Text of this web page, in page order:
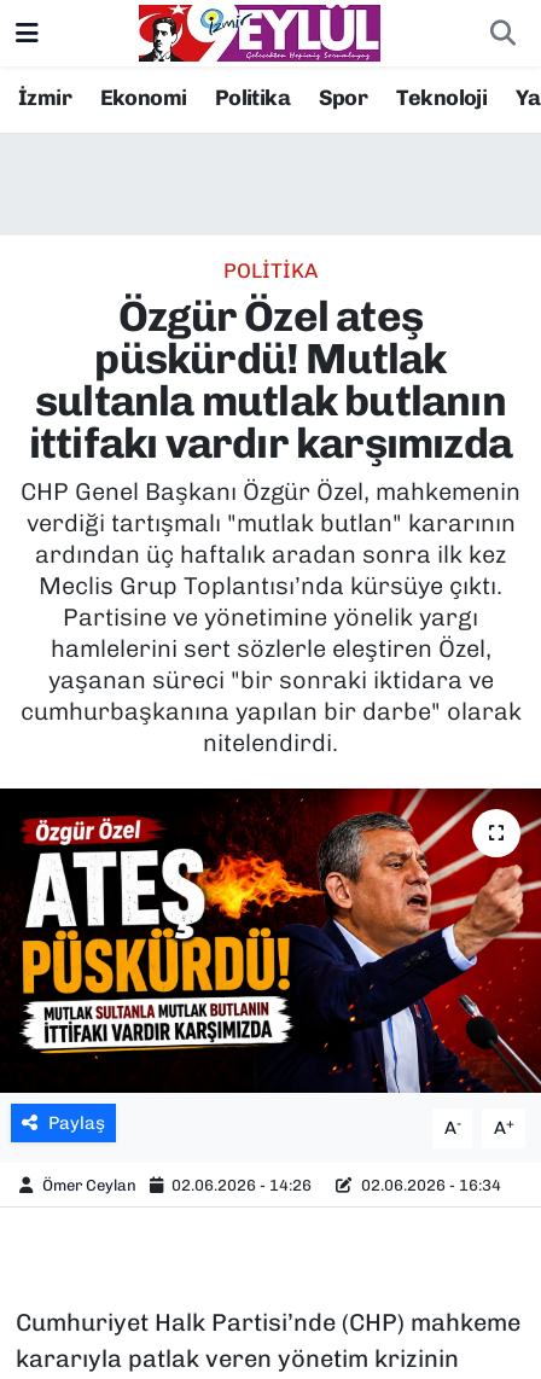
İzmir Ekonomi Politika Spor Teknoloji
POLİTİKA
Özgür Özel ateş
püskürdü! Mutlak
sultanla mutlak butlanın
ittifakı vardır karşımızda
CHP Genel Başkanı Özgür Özel, mahkemenin
verdiği tartışmalı "mutlak butlan" kararının
ardından üç haftalık aradan sonra ilk kez
Meclis Grup Toplantısı’nda kürsüye çıktı.
Partisine ve yönetimine yönelik yargı
hamlelerini sert sözlerle eleştiren Özel,
yaşanan süreci "bir sonraki iktidara ve
cumhurbaşkanına yapılan bir darbe" olarak
nitelendirdi.
Paylaş A- A+
Ömer Ceylan 02.06.2026 - 14:26 02.06.2026 - 16:34
Cumhuriyet Halk Partisi’nde (CHP) mahkeme
kararıyla patlak veren yönetim krizinin
Resmi İlanlar
EKONOMİ
KÜLTÜR SANAT
MAGAZİN
POLİTİKA
SAĞLIK
SPOR
TEKNOLOJİ
YEREL YÖNETİMLER
Konak Nöbetçi Eczaneler
Süper Lig Puan Durumu ve Fikstür
Tüm Manşetler
Son Dakika Haberleri
Haber Arşivi